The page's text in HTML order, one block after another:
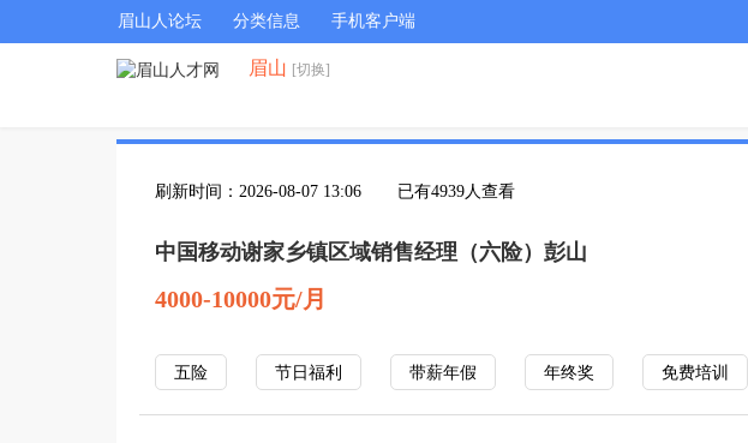
眉山人论坛 分类信息 手机客户端
眉山 [切换]
刷新时间：2026-08-07 13:06 已有4939人查看
中国移动谢家乡镇区域销售经理（六险）彭山
4000-10000元/月
五险 节日福利 带薪年假 年终奖 免费培训